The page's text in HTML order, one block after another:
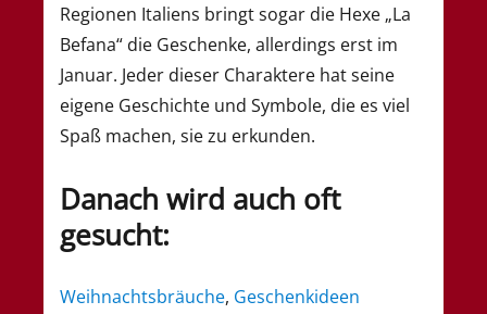
Regionen Italiens bringt sogar die Hexe „La
Befana“ die Geschenke, allerdings erst im
Januar. Jeder dieser Charaktere hat seine
eigene Geschichte und Symbole, die es viel
Spaß machen, sie zu erkunden.
Danach wird auch oft
gesucht:
Weihnachtsbräuche, Geschenkideen